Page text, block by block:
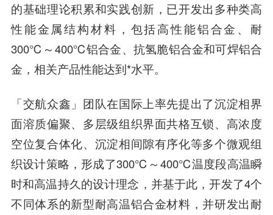
的基础理论积累和实践创新，已开发出多种类高
性能金属结构材料，包括高性能铝合金、耐
300℃～400℃铝合金、抗氢脆铝合金和可焊铝合
金，相关产品性能达到*水平。
「交航众鑫」团队在国际上率先提出了沉淀相界
面溶质偏聚、多层级组织界面共格互锁、高浓度
空位复合体化、沉淀相间隙有序化等多个微观组
织设计策略，形成了300℃～400℃温度段高温瞬
时和高温持久的设计理念，并基于此，开发了4个
不同体系的新型耐高温铝合金材料，并研发出耐